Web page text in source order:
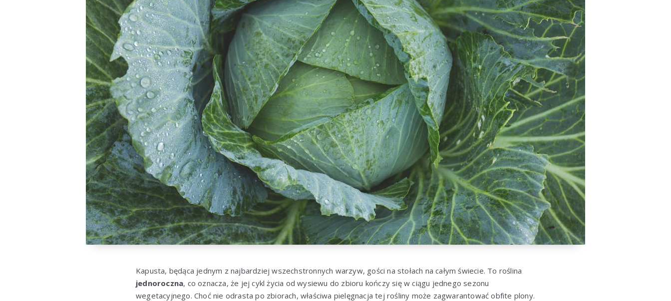
Kapusta, będąca jednym z najbardziej wszechstronnych warzyw, gości na stołach na całym świecie. To roślina
jednoroczna, co oznacza, że jej cykl życia od wysiewu do zbioru kończy się w ciągu jednego sezonu
wegetacyjnego. Choć nie odrasta po zbiorach, właściwa pielęgnacja tej rośliny może zagwarantować obfite plony.